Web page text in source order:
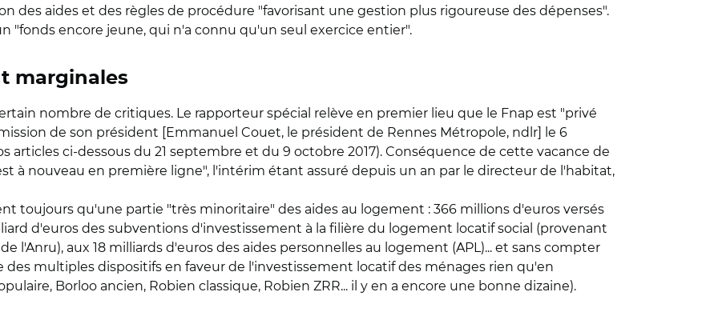
des aides et des règles de procédure "favorisant une gestion plus rigoureuse des dépenses".
"fonds encore jeune, qui n'a connu qu'un seul exercice entier".
marginales
nombre de critiques. Le rapporteur spécial relève en premier lieu que le Fnap est "privé
de son président [Emmanuel Couet, le président de Rennes Métropole, ndlr] le 6
articles ci-dessous du 21 septembre et du 9 octobre 2017). Conséquence de cette vacance de
à nouveau en première ligne", l'intérim étant assuré depuis un an par le directeur de l'habitat,
toujours qu'une partie "très minoritaire" des aides au logement : 366 millions d'euros versés
d'euros des subventions d'investissement à la filière du logement locatif social (provenant
l'Anru), aux 18 milliards d'euros des aides personnelles au logement (APL)... et sans compter
des multiples dispositifs en faveur de l'investissement locatif des ménages rien qu'en
Borloo ancien, Robien classique, Robien ZRR... il y en a encore une bonne dizaine).